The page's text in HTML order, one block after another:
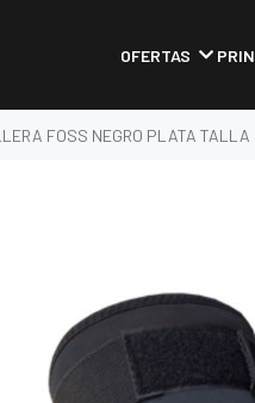
OFERTAS
FOSS NEGRO PLATA TALLA